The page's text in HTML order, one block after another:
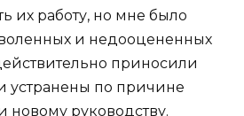
их работу, но мне было
и недооцененных
приносили
устранены по причине
новому руководству.